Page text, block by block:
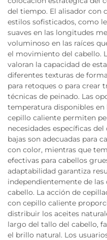
del tiempo. El alisador con
estilos sofisticados, como
suaves en las longitudes
voluminoso en las raíces
el movimiento del cabello.
valoran la capacidad de
diferentes texturas de
para retoques o para crear
técnicas de peinado. Las
temperatura disponibles
cepillo caliente permiten
necesidades específicas
bajas son adecuadas para
con color, mientras que
efectivas para cabellos
adaptabilidad garantiza
independientemente de
cabello. La acción de
con cepillo caliente
distribuir los aceites
largo del tallo del cabello,
el brillo natural. Los